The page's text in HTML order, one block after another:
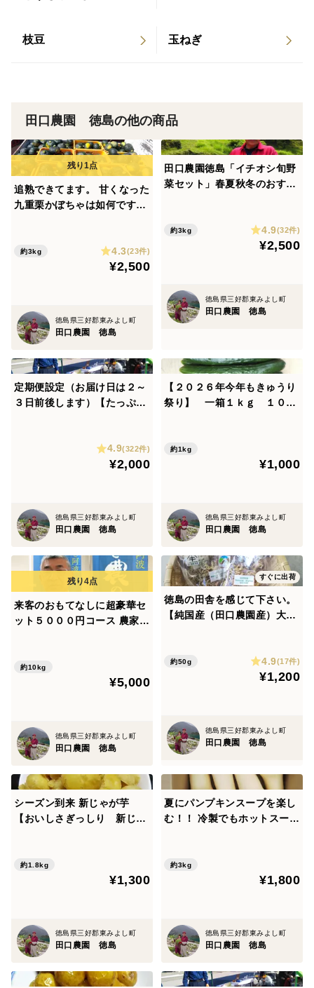
環型農法で400年の歴史を持つ。
枝豆 玉ねぎ
田口農園 徳島の他の商品
追熟できてます。 甘くなった
九重栗かぼちゃは如何です
かぼちゃです。 ホクホクでは
ありません。(間違って購入し
約3kg 4.3(23件)
¥2,500
徳島県三好郡東みよし町
田口農園 徳島
田口農園徳島「イチオシ旬野
菜セット」春夏秋冬のおすす
０円セット】農家人が選ぶ旬
野菜のおまかせセットです。
約3kg 4.9(32件)
¥2,500
徳島県三好郡東みよし町
田口農園 徳島
定期便設定（お届け日は２～
３日前後します）【たっぷり
まかせセットです。季節ごと
の旬の世界農業遺産ブランド
4.9(322件)
¥2,000
徳島県三好郡東みよし町
田口農園 徳島
【２０２６年今年もきゅうり
祭り】 一箱１ｋｇ １００
の味わいです。 まとめ買い
約1kg
¥1,000
徳島県三好郡東みよし町
田口農園 徳島
来客のおもてなしに超豪華セ
ット５０００円コース 農家人
食べた人にしか解らない感動
をお届けします。 田口農園徳
約10kg
¥5,000
徳島県三好郡東みよし町
田口農園 徳島
すぐに出荷
徳島の田舎を感じて下さい。
【純国産（田口農園産）大
根】 昔ながらの手作業でつく
る切干大根。 寒空の下でタッ
約50g 4.9(17件)
¥1,200
徳島県三好郡東みよし町
田口農園 徳島
シーズン到来 新じゃが芋
【おいしさぎっしり 新じゃ
ら直送 土付きですので保
約1.8kg
¥1,300
徳島県三好郡東みよし町
田口農園 徳島
夏にパンプキンスープを楽し
む！！ 冷製でもホットスープ
べやすい料理に仕上がりま
す。 【バターナッツ ２～４
約3kg
¥1,800
徳島県三好郡東みよし町
田口農園 徳島